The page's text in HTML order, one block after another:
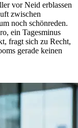
vor Neid erblassen
zwischen
noch schönreden.
ein Tagesminus
fragt sich zu Recht,
gerade keinen